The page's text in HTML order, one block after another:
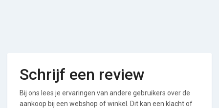
Schrijf een review
Bij ons lees je ervaringen van andere gebruikers over de
aankoop bij een webshop of winkel. Dit kan een klacht of